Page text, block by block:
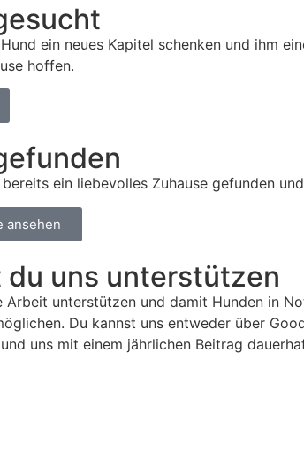
ein neues Kapitel schenken und ihm
hoffen.
ein liebevolles Zuhause gefunden
ansehen
du uns unterstützen
Arbeit unterstützen und damit Hunden in
Du kannst uns entweder über
uns mit einem jährlichen Beitrag